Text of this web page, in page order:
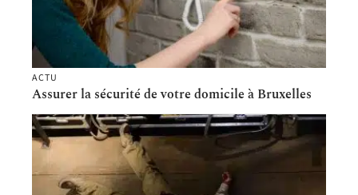
ACTU
Assurer la sécurité de votre domicile à Bruxelles